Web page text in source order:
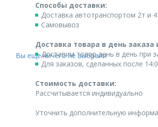
Вы еще ничего не выбрали
Способы доставки:
Доставка автотранспортом 2т и 4
Самовывоз
Доставка товара в день заказа
Доставим товар день в день при
Для заказов, сделанных после
Стоимость доставки:
Рассчитывается индивидуально
Уточнить дополнительную